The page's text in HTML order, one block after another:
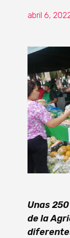
abril 6,
Unas
de la